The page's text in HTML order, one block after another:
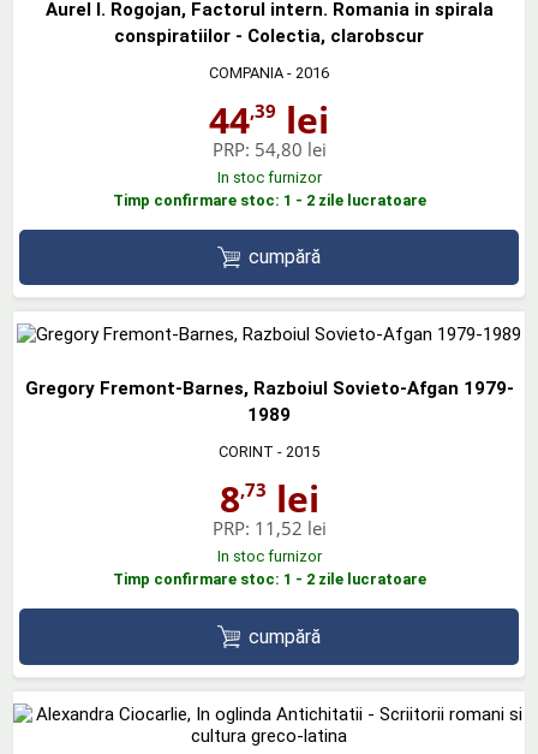
Aurel I. Rogojan, Factorul intern. Romania in spirala
conspiratiilor - Colectia, clarobscur
COMPANIA - 2016
44,39 lei
PRP: 54,80 lei
In stoc furnizor
Timp confirmare stoc: 1 - 2 zile lucratoare
cumpără
Gregory Fremont-Barnes, Razboiul Sovieto-Afgan 1979-
1989
CORINT - 2015
8,73 lei
PRP: 11,52 lei
In stoc furnizor
Timp confirmare stoc: 1 - 2 zile lucratoare
cumpără